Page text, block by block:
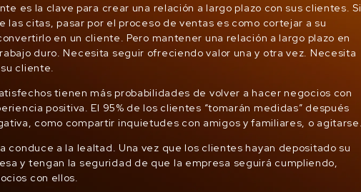
es la clave para crear una relación a largo plazo con sus clientes. Si
las citas, pasar por el proceso de ventas es como cortejar a su
en un cliente. Pero mantener una relación a largo plazo en
duro. Necesita seguir ofreciendo valor una y otra vez. Necesita
cliente.
tienen más probabilidades de volver a hacer negocios con
positiva. El 95% de los clientes “tomarán medidas” después
como compartir inquietudes con amigos y familiares, o agitarse.
conduce a la lealtad. Una vez que los clientes hayan depositado su
y tengan la seguridad de que la empresa seguirá cumpliendo,
con ellos.